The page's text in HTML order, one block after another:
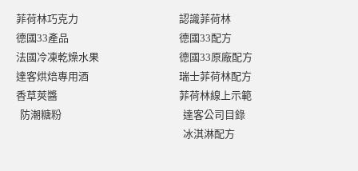
菲荷林巧克力
德國33產品
法國冷凍乾燥水果
達客烘焙專用酒
香草莢醬
防潮糖粉
認識菲荷林
德國33配方
德國33原廠配方
瑞士菲荷林配方
菲荷林線上示範
達客公司目錄
冰淇淋配方